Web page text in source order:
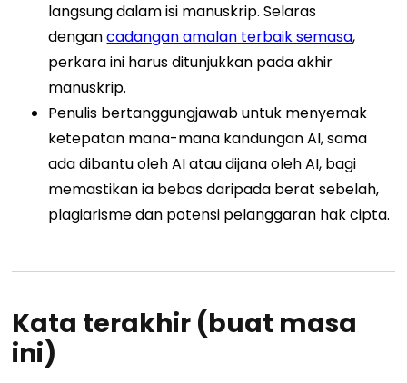
langsung dalam isi manuskrip. Selaras
dengancadangan amalan terbaik semasa,
perkara ini harus ditunjukkan pada akhir
manuskrip.
Penulis bertanggungjawab untuk menyemak
ketepatan mana-mana kandungan AI, sama
ada dibantu oleh AI atau dijana oleh AI, bagi
memastikan ia bebas daripada berat sebelah,
plagiarisme dan potensi pelanggaran hak cipta.
Kata terakhir (buat masa
ini)